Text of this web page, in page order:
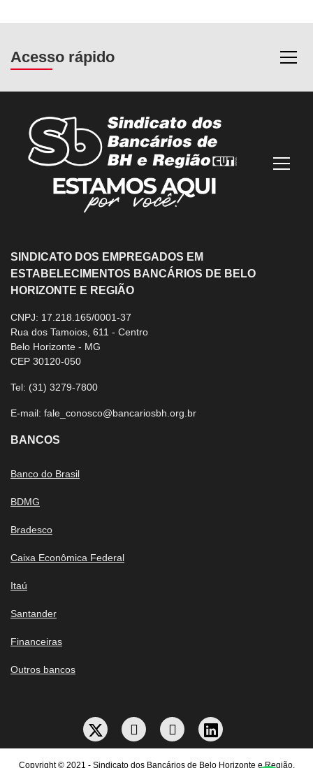
Acesso rápido
SINDICATO DOS EMPREGADOS EM
ESTABELECIMENTOS BANCÁRIOS DE BELO
HORIZONTE E REGIÃO
CNPJ: 17.218.165/0001-37
Rua dos Tamoios, 611 - Centro
Belo Horizonte - MG
CEP 30120-050
Tel: (31) 3279-7800
E-mail: fale_conosco@bancariosbh.org.br
BANCOS
Banco do Brasil
BDMG
Bradesco
Caixa Econômica Federal
Itaú
Santander
Financeiras
Outros bancos
Copyright © 2021 - Sindicato dos Bancários de Belo Horizonte e Região.